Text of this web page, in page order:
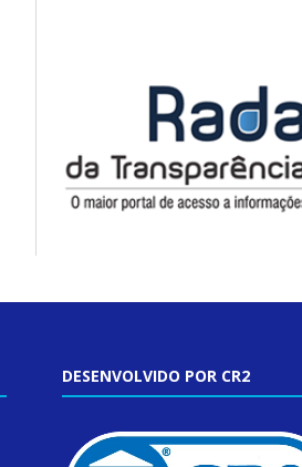
DESENVOLVIDO POR CR2